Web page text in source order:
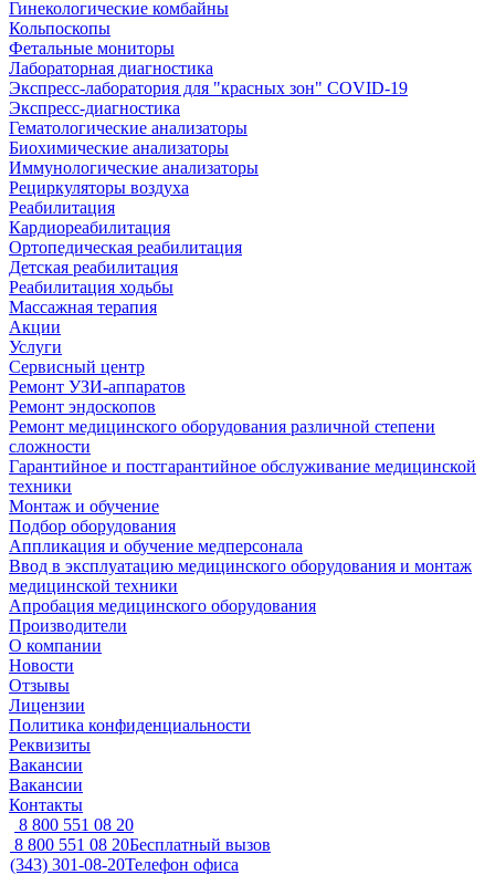
Гинекологические комбайны
Кольпоскопы
Фетальные мониторы
Лабораторная диагностика
Экспресс-лаборатория для "красных зон" COVID-19
Экспресс-диагностика
Гематологические анализаторы
Биохимические анализаторы
Иммунологические анализаторы
Рециркуляторы воздуха
Реабилитация
Кардиореабилитация
Ортопедическая реабилитация
Детская реабилитация
Реабилитация ходьбы
Массажная терапия
Акции
Услуги
Сервисный центр
Ремонт УЗИ-аппаратов
Ремонт эндоскопов
Ремонт медицинского оборудования различной степени
сложности
Гарантийное и постгарантийное обслуживание медицинской
техники
Монтаж и обучение
Подбор оборудования
Аппликация и обучение медперсонала
Ввод в эксплуатацию медицинского оборудования и монтаж
медицинской техники
Апробация медицинского оборудования
Производители
О компании
Новости
Отзывы
Лицензии
Политика конфиденциальности
Реквизиты
Вакансии
Вакансии
Контакты
8 800 551 08 20
8 800 551 08 20Бесплатный вызов
(343) 301-08-20Телефон офиса